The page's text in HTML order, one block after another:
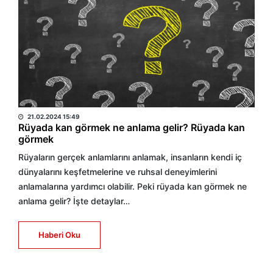
HABER MERKEZİ
21.02.2024 15:49
Rüyada kan görmek ne anlama gelir? Rüyada kan
görmek
Rüyaların gerçek anlamlarını anlamak, insanların kendi iç
dünyalarını keşfetmelerine ve ruhsal deneyimlerini
anlamalarına yardımcı olabilir. Peki rüyada kan görmek ne
anlama gelir? İşte detaylar…
Haberi Oku